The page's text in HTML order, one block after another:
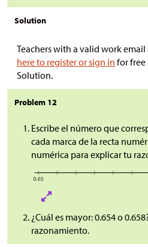
Solution
Teachers with a valid work email
here to register or sign in for free
Solution.
Problem 12
Escribe el número que
cada marca de la recta
numérica para explicar tu
¿Cuál es mayor: 0.654 o
razonamiento.